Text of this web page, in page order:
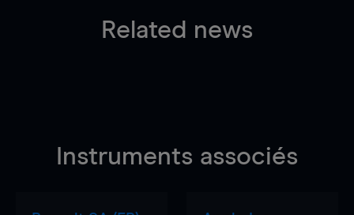
Related news
Instruments associés